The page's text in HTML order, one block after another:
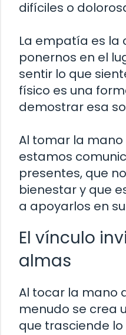
difíciles o
La empatía es la
ponernos en el
sentir lo que
físico es una
demostrar esa
Al tomar la mano
estamos
presentes, que
bienestar y que
a apoyarlos en
El vínculo
almas
Al tocar la mano
menudo se crea
que trasciende lo